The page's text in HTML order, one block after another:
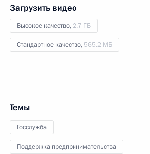
Загрузить видео
Высокое качество, 2.7 ГБ
Стандартное качество, 565.2 МБ
Темы
Госслужба
Поддержка предпринимательства